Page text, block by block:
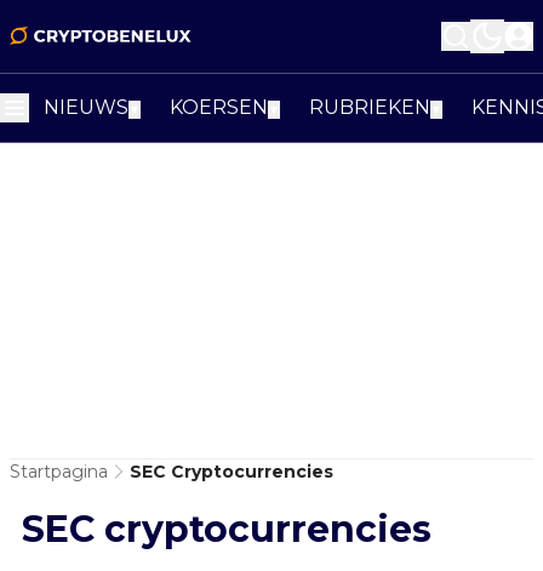
NIEUWS KOERSEN RUBRIEKEN
Startpagina SEC Cryptocurrencies
SEC cryptocurrencies